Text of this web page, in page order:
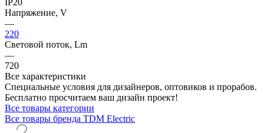
Напряжение, V
—
220
Световой поток, Lm
—
720
Все характеристики
Специальные условия для дизайнеров, оптовиков и прорабов.
Бесплатно просчитаем ваш дизайн проект!
Все товары категории
Все товары бренда TDM Electric